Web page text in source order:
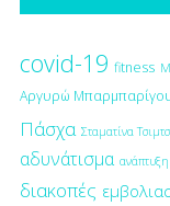
covid-19 fitness
Αργυρώ
Πάσχα Σταματίνα
αδυνάτισμα
διακοπές